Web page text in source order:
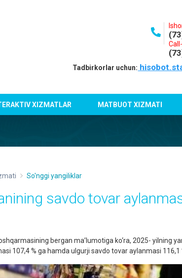
Tadbirkorlar uchun:
XIZMATLAR MATBUOT XIZMATI
So'nggi yangiliklar
savdo tovar
bergan ma’lumotiga ko‘ra, 2025- yilning
107,4 % ga hamda ulgurji savdo tovar aylanmasi 116,1